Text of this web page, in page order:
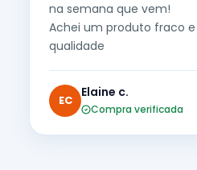
na semana que vem!
Achei um produto fraco
qualidade
EC
Elaine c.
Compra verificada